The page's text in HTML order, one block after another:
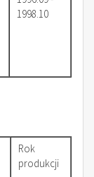
1998.10
Rok
produkcji